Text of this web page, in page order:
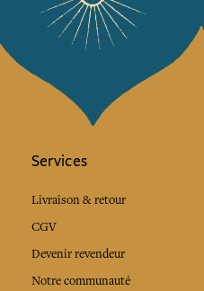
Services
Livraison & retour
CGV
Devenir revendeur
Notre communauté